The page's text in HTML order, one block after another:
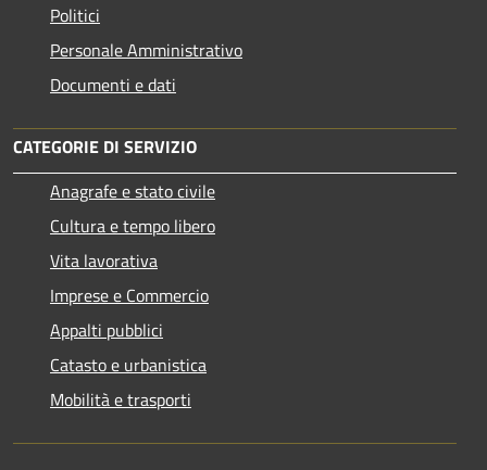
Politici
Personale Amministrativo
Documenti e dati
CATEGORIE DI SERVIZIO
Anagrafe e stato civile
Cultura e tempo libero
Vita lavorativa
Imprese e Commercio
Appalti pubblici
Catasto e urbanistica
Mobilità e trasporti